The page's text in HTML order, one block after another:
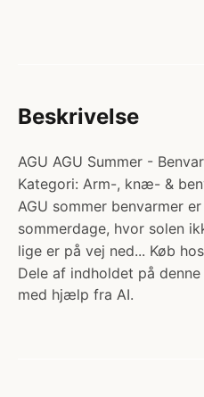
Beskrivelse
AGU AGU Summer -
Kategori: Arm-, knæ- &
AGU sommer benvarmer
sommerdage, hvor solen
lige er på vej ned... Køb
Dele af indholdet på
med hjælp fra AI.